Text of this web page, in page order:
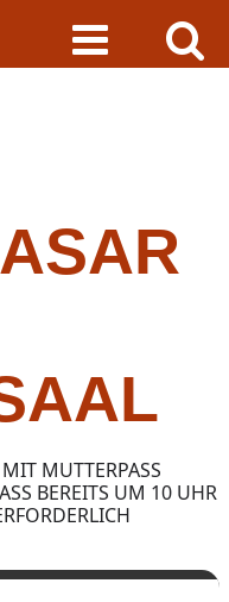
MUTTERPASS
BEREITS UM 10 UHR